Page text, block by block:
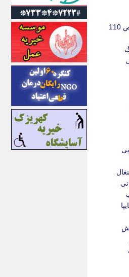
ایسکانیوز
ایسنا
ایکنا
ایلنا
اینتیتر
ایونا نیوز
بازتاب آنلاین
باشگاه خبرنگاران
باغستان نیوز
بامبوک
ببین و بخون
بدینسان
بنکر